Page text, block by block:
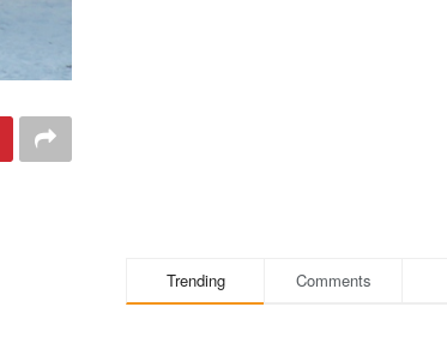
Trending Comments